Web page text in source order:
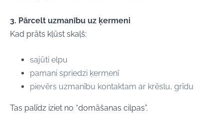
3. Pārcelt uzmanību uz ķermeni
Kad prāts kļūst skaļš:
sajūti elpu
pamani spriedzi ķermenī
pievērs uzmanību kontaktam ar krēslu, grīdu
Tas palīdz iziet no “domāšanas cilpas”.